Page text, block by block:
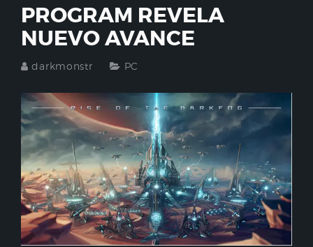
PROGRAM REVELA
NUEVO AVANCE
darkmonstr PC